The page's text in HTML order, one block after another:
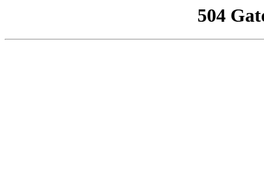
504